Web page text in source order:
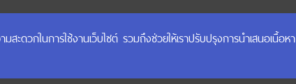
ะดวกในการใช้งานเว็บไซต์ รวมถึงช่วยให้เราปรับปรุงการนำเสนอเนื้อหา